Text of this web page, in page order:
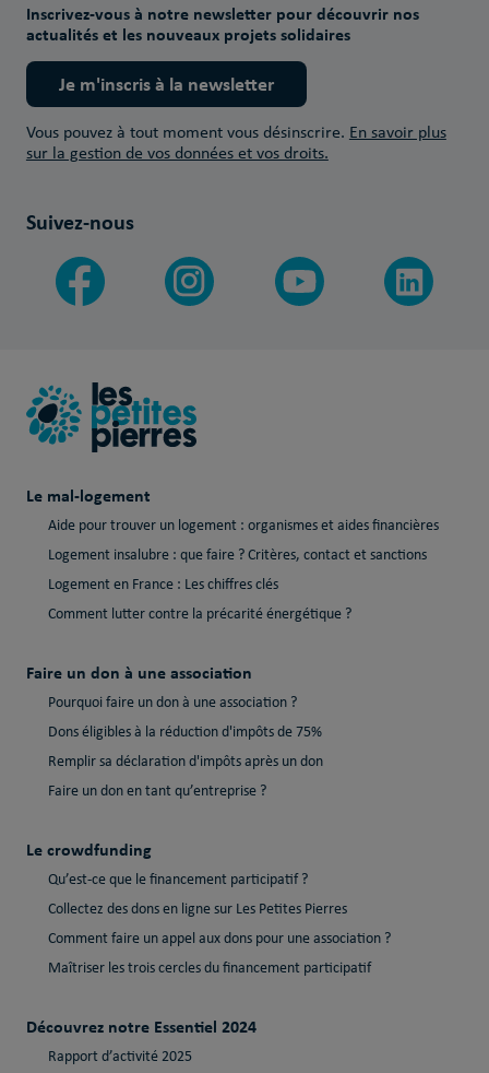
Inscrivez-vous à notre newsletter pour découvrir nos
actualités et les nouveaux projets solidaires
Je m'inscris à la newsletter
Vous pouvez à tout moment vous désinscrire. En savoir plus
sur la gestion de vos données et vos droits.
Suivez-nous
Le mal-logement
Aide pour trouver un logement : organismes et aides financières
Logement insalubre : que faire ? Critères, contact et sanctions
Logement en France : Les chiffres clés
Comment lutter contre la précarité énergétique ?
Faire un don à une association
Pourquoi faire un don à une association ?
Dons éligibles à la réduction d'impôts de 75%
Remplir sa déclaration d'impôts après un don
Faire un don en tant qu’entreprise ?
Le crowdfunding
Qu’est-ce que le financement participatif ?
Collectez des dons en ligne sur Les Petites Pierres
Comment faire un appel aux dons pour une association ?
Maîtriser les trois cercles du financement participatif
Découvrez notre Essentiel 2024
Rapport d’activité 2025